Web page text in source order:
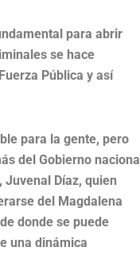
para abrir
se hace
Pública y así
para la gente, pero
del Gobierno nacional
Díaz, quien
del Magdalena
donde se puede
una dinámica